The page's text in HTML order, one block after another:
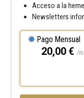
Acceso a la
Newsletters
Pago Mensual
20,00 € /